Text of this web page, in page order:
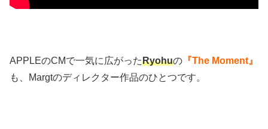
APPLEのCMで一気に広がったRyohuの 『The Moment』
も、Margtのディレクター作品のひとつです。